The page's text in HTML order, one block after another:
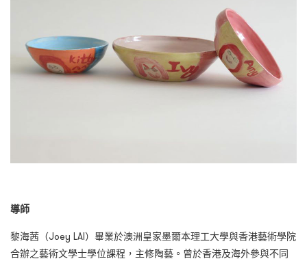
導師
黎海茜（Joey LAI ） 畢業於澳洲皇家墨爾本理工大學與香港藝術學院
合辦之藝術文學士學位課程，主修陶藝。曾於香港及海外參與不同